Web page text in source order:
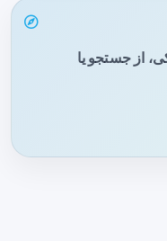
از جستجو یا